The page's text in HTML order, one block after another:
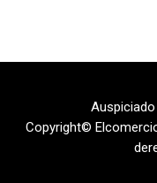
Auspiciado
Copyright©